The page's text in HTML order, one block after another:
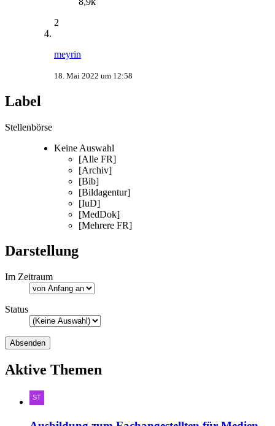
2
meyrin
18. Mai 2022 um 12:58
Label
Stellenbörse
Keine Auswahl
[Alle FR]
[Archiv]
[Bib]
[Bildagentur]
[IuD]
[MedDok]
[Mehrere FR]
Darstellung
Im Zeitraum
Status
Aktive Themen